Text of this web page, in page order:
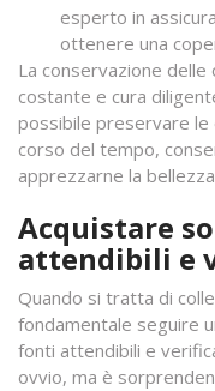
esperto in
ottenere una
La conservazione
costante e cura
possibile preservare
corso del tempo,
apprezzarne la
Acquistare
attendibili e
Quando si tratta di
fondamentale seguire
fonti attendibili e
ovvio, ma è